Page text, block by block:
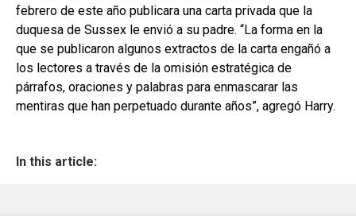
febrero de este año publicara una carta privada que la
duquesa de Sussex le envió a su padre. “La forma en la
que se publicaron algunos extractos de la carta engañó a
los lectores a través de la omisión estratégica de
párrafos, oraciones y palabras para enmascarar las
mentiras que han perpetuado durante años”, agregó Harry.
In this article: